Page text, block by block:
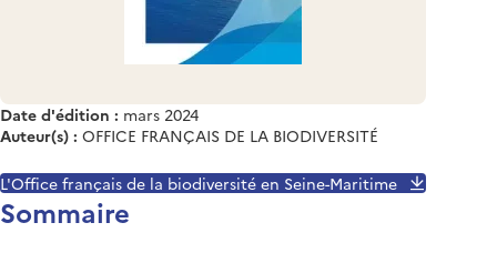
Date d'édition : mars 2024
Auteur(s) : OFFICE FRANÇAIS DE LA BIODIVERSITÉ
L'Office français de la biodiversité en Seine-Maritime
Sommaire